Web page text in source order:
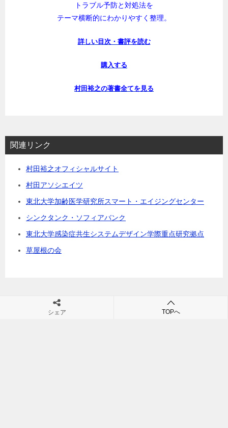
トラブル予防と対処法を
テーマ横断的にわかりやすく整理。
詳しい目次・書評を読む
購入する
村田裕之の著書全てを見る
関連リンク
村田裕之オフィシャルサイト
村田アソシエイツ
東北大学加齢医学研究所スマート・エイジングセンター
シンクタンク・ソフィアバンク
東北大学感染症共生システムデザイン学際重点研究拠点
草屋根の会
シェア TOPへ